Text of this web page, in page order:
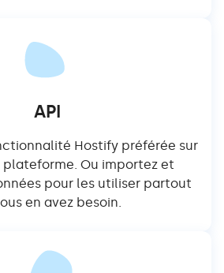
API
Hostify préférée sur
Ou importez et
pour les utiliser partout
en avez besoin.